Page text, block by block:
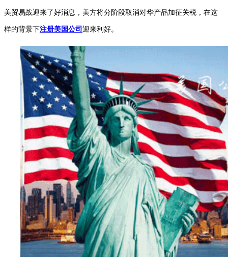
美贸易战迎来了好消息，美方将分阶段取消对华产品加征关税，在这
样的背景下注册美国公司 迎来利好。